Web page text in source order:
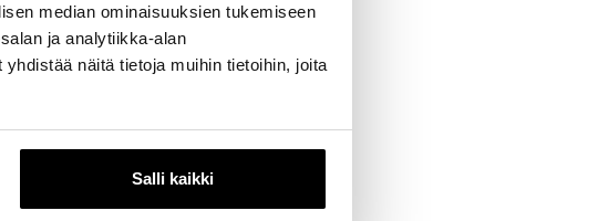
median ominaisuuksien tukemiseen
ja analytiikka-alan
näitä tietoja muihin tietoihin, joita
Salli kaikki